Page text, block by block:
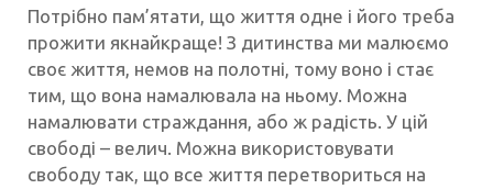
Потрібно пам’ятати, що життя одне і його треба
прожити якнайкраще! З дитинства ми малюємо
своє життя, немов на полотні, тому воно і стає
тим, що вона намалювала на ньому. Можна
намалювати страждання, або ж радість. У цій
свободі – велич. Можна використовувати
свободу так, що все життя перетвориться на